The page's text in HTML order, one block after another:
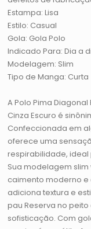
Estampa: Lisa
Estilo: Casual
Gola: Gola Polo
Indicado Para: Dia a
Modelagem: Slim
Tipo de Manga: Curta
A Polo Pima
Cinza Escuro é
Confeccionada em
oferece uma
respirabilidade, ideal
Sua modelagem
caimento moderno
adiciona textura e
pau Reserva no
sofisticação. Com